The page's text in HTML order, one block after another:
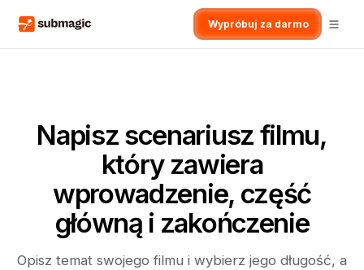
Wypróbuj za darmo
Napisz scenariusz filmu,
który zawiera
wprowadzenie, część
główną i zakończenie
Opisz temat swojego filmu i wybierz jego długość, a